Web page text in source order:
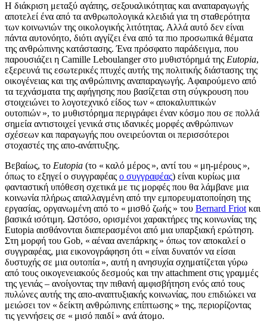
Η διάκριση μεταξύ αγάπης, σεξουαλικότητας και αναπαραγωγής
αποτελεί ένα από τα ανθρωπολογικά κλειδιά για τη σταθερότητα
των κοινωνιών της οικολογικής λιτότητας. Αλλά αυτό δεν είναι
πάντα αυτονόητο, διότι αγγίζει ένα από τα πιο προσωπικά θέματα
της ανθρώπινης κατάστασης. Ένα πρόσφατο παράδειγμα, που
παρουσιάζει η Camille Leboulanger στο μυθιστόρημά της Eutopia,
εξερευνά τις εσωτερικές πτυχές αυτής της πολιτικής διάστασης της
οικογένειας και της ανθρώπινης αναπαραγωγής. Αφαιρούμενο από
τα τεχνάσματα της αφήγησης που βασίζεται στη σύγκρουση που
στοιχειώνει το λογοτεχνικό είδος των « αποκαλυπτικών
ουτοπιών », το μυθιστόρημα περιγράφει έναν κόσμο που σε πολλά
σημεία αντιστοιχεί γενικά στις ιδανικές μορφές ανθρώπινων
σχέσεων και παραγωγής που ονειρεύονται οι περισσότεροι
στοχαστές της απο-ανάπτυξης.
Βεβαίως, το Eutopia (το « καλό μέρος », αντί του « μη-μέρους »,
όπως το εξηγεί ο συγγραφέας ο συγγραφέας) είναι κυρίως μια
φανταστική υπόθεση σχετικά με τις μορφές που θα λάμβανε μια
κοινωνία πλήρως απαλλαγμένη από την εμπορευματοποίηση της
εργασίας, οργανωμένη από το « μισθό ζωής » του Bernard Friot και
βασικά ισότιμη. Ωστόσο, ορισμένοι χαρακτήρες της κοινωνίας της
Eutopia αισθάνονται διαπερασμένοι από μια υπαρξιακή ερώτηση.
Στη μορφή του Gob, « αέναα ανεπάρκης » όπως τον αποκαλεί ο
συγγραφέας, μια εικονογράφηση ότι « είναι δυνατόν να είσαι
δυστυχής σε μια ουτοπία », αυτή η ανησυχία σχηματίζεται γύρω
από τους οικογενειακούς δεσμούς και την attachment στις γραμμές
της γενιάς – ανοίγοντας την πιθανή αμφισβήτηση ενός από τους
πυλώνες αυτής της απο-αναπτυξιακής κοινωνίας, που επιδιώκει να
μειώσει τον « δείκτη ανθρώπινης επίπτωσης » της, περιορίζοντας
τις γεννήσεις σε « μισό παιδί » ανά άτομο.